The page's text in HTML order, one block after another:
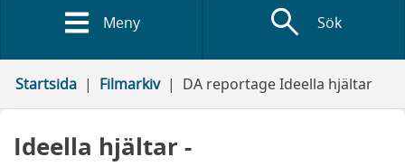
Meny search Sök
Startsida Filmarkiv DA reportage Ideella hjältar
Ideella hjältar -